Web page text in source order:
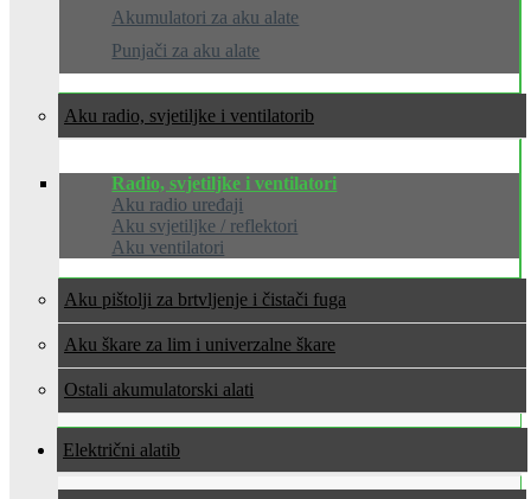
Akumulatori za aku alate
Punjači za aku alate
Aku radio, svjetiljke i ventilatori
Radio, svjetiljke i ventilatori
Aku radio uređaji
Aku svjetiljke / reflektori
Aku ventilatori
Aku pištolji za brtvljenje i čistači fuga
Aku škare za lim i univerzalne škare
Ostali akumulatorski alati
Električni alati